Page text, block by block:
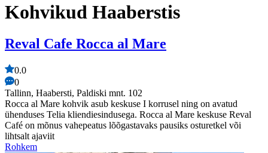
Kohvikud Haaberstis
Reval Cafe Rocca al Mare
0.0
0
Tallinn, Haabersti, Paldiski mnt. 102
Rocca al Mare kohvik asub keskuse I korrusel ning on avatud
ühenduses Telia kliendiesindusega. Rocca al Mare keskuse Reval
Café on mõnus vahepeatus lõõgastavaks pausiks osturetkel või
lihtsalt ajaviit
Rohkem